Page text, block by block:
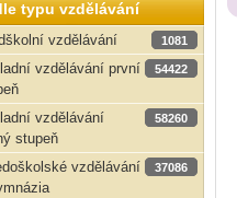
typu vzdělávání
vzdělávání
1081
vzdělávání první
54422
vzdělávání
stupeň
58260
vzdělávání
37086